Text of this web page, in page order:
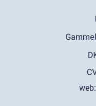
web: